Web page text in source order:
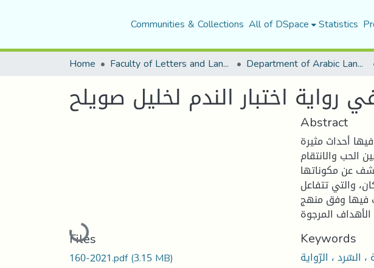
Communities & Collections All of DSpace Statistics
Home Faculty of Letters and Languages Department of Arabic Language and Literature
رواية اختبار الندم لخليل صويلح
Loading...
Files
160-2021.pdf(3.15 MB)
Abstract
أحداث مثيرة
الحب والانتقام.
عن مكوناتها
والتي تتفاعل
فيها وفق منهج
Keywords
، السّرد ، الرّواية